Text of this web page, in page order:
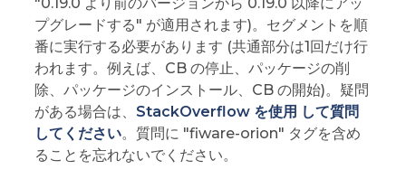
プグレードする" が適用されます)。セグメントを順
番に実行する必要があります (共通部分は1回だけ行
われます。例えば、CB の停止、パッケージの削
除、パッケージのインストール、CB の開始)。疑問
がある場合は、 StackOverflow を使用 して質問
してください。質問に "fiware-orion" タグを含め
ることを忘れないでください。